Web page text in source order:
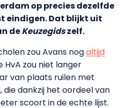
op precies dezelfde
eindigen. Dat blijkt uit
deKeuzegidszelf.
zou Avans nogaltijd
HvA zou niet langer
van plaats ruilen met
die dankzij het oordeel van
scoort in de echte lijst.